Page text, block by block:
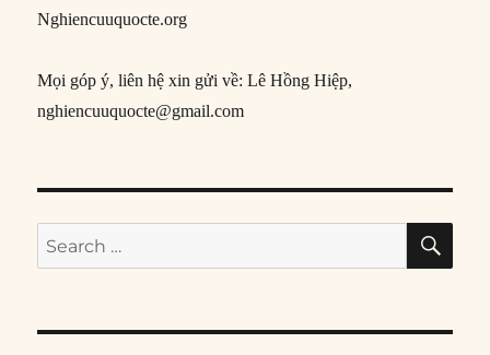
Nghiencuuquocte.org
Mọi góp ý, liên hệ xin gửi về: Lê Hồng Hiệp,
nghiencuuquocte@gmail.com
Search
for: